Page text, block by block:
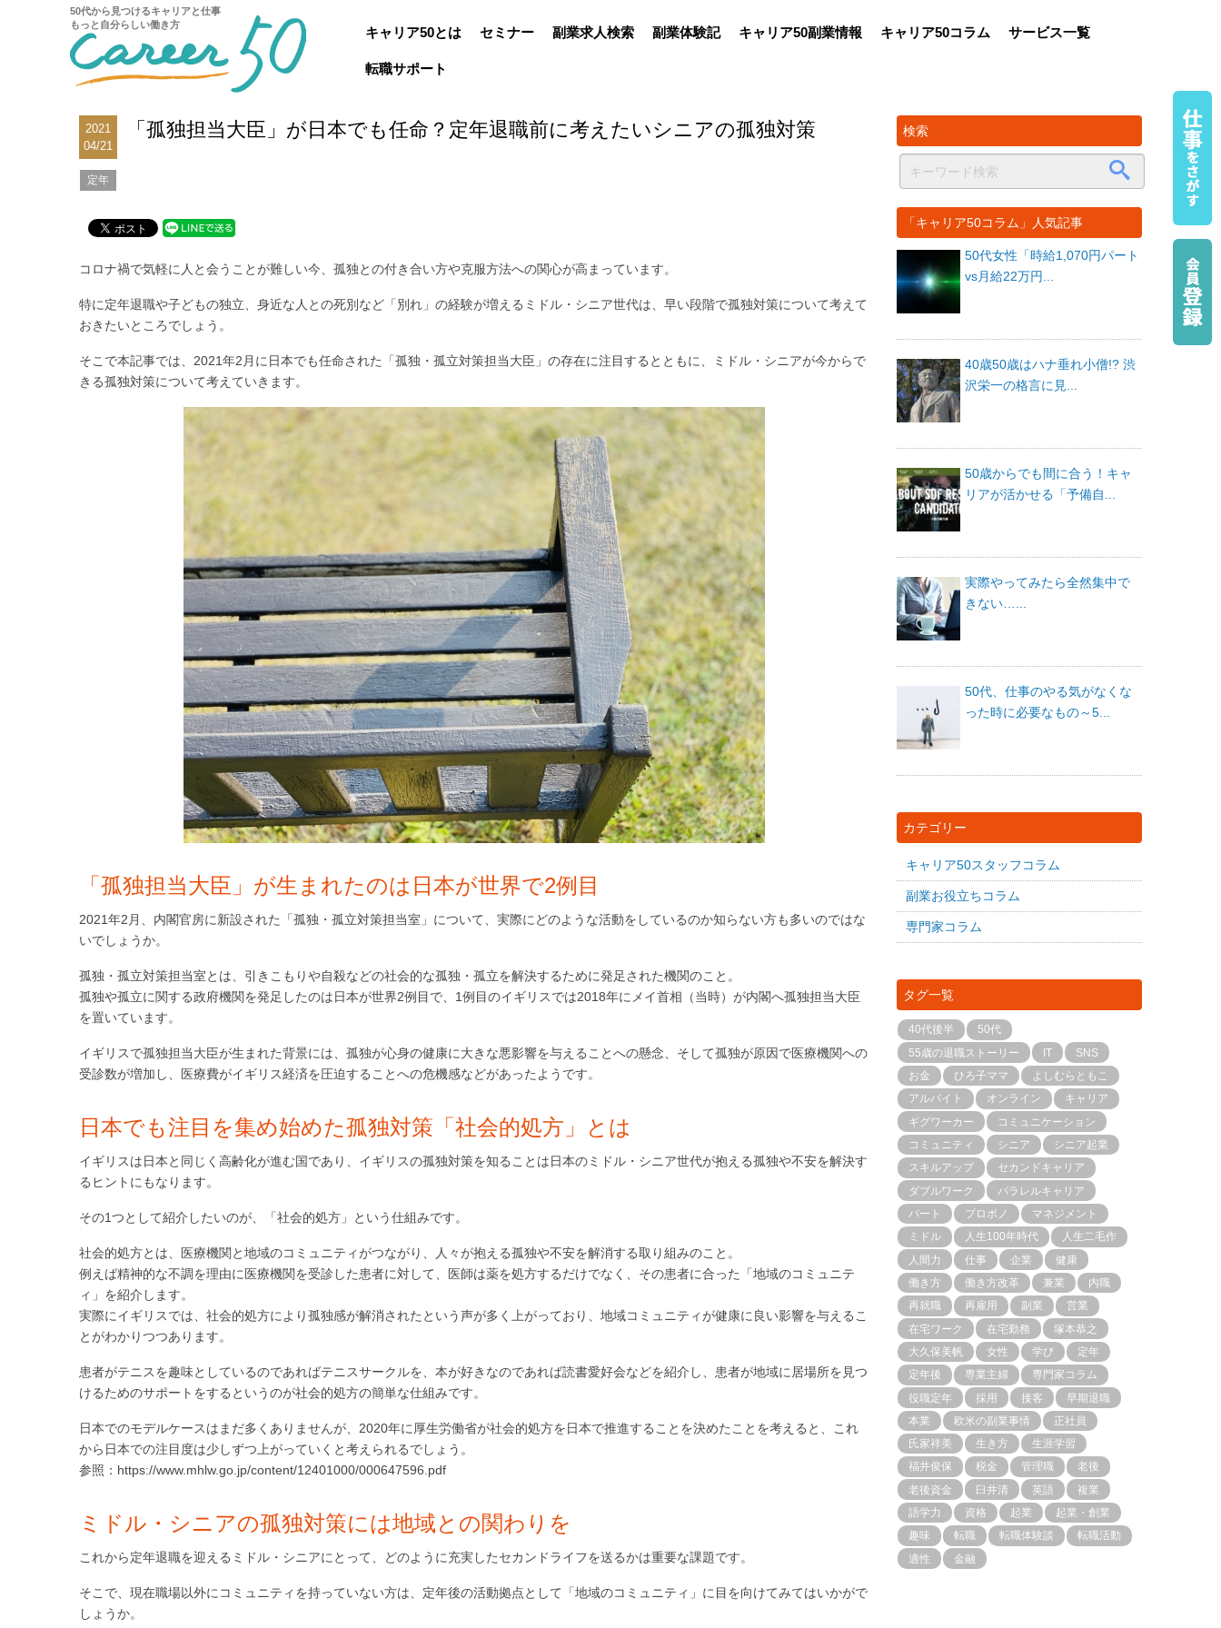
50代から見つけるキャリアと仕事
もっと自分らしい働き方
キャリア50とは セミナー 副業求人検索 副業体験記 キャリア50副業情報 キャリア50コラム サービス一覧
転職サポート
2021
04/21
「孤独担当大臣」が日本でも任命？定年退職前に考えたいシニアの孤独対策
定年
コロナ禍で気軽に人と会うことが難しい今、孤独との付き合い方や克服方法への関心が高まっています。
特に定年退職や子どもの独立、身近な人との死別など「別れ」の経験が増えるミドル・シニア世代は、早い段階で孤独対策について考えて
おきたいところでしょう。
そこで本記事では、2021年2月に日本でも任命された「孤独・孤立対策担当大臣」の存在に注目するとともに、ミドル・シニアが今からで
きる孤独対策について考えていきます。
「孤独担当大臣」が生まれたのは日本が世界で2例目
2021年2月、内閣官房に新設された「孤独・孤立対策担当室」について、実際にどのような活動をしているのか知らない方も多いのではな
いでしょうか。
孤独・孤立対策担当室とは、引きこもりや自殺などの社会的な孤独・孤立を解決するために発足された機関のこと。
孤独や孤立に関する政府機関を発足したのは日本が世界2例目で、1例目のイギリスでは2018年にメイ首相（当時）が内閣へ孤独担当大臣
を置いています。
イギリスで孤独担当大臣が生まれた背景には、孤独が心身の健康に大きな悪影響を与えることへの懸念、そして孤独が原因で医療機関への
受診数が増加し、医療費がイギリス経済を圧迫することへの危機感などがあったようです。
日本でも注目を集め始めた孤独対策「社会的処方」とは
イギリスは日本と同じく高齢化が進む国であり、イギリスの孤独対策を知ることは日本のミドル・シニア世代が抱える孤独や不安を解決す
るヒントにもなります。
その1つとして紹介したいのが、「社会的処方」という仕組みです。
社会的処方とは、医療機関と地域のコミュニティがつながり、人々が抱える孤独や不安を解消する取り組みのこと。
例えば精神的な不調を理由に医療機関を受診した患者に対して、医師は薬を処方するだけでなく、その患者に合った「地域のコミュニテ
ィ」を紹介します。
実際にイギリスでは、社会的処方により孤独感が解消されたという声が多く上がっており、地域コミュニティが健康に良い影響を与えるこ
とがわかりつつあります。
患者がテニスを趣味としているのであればテニスサークルを、本が好きなのであれば読書愛好会などを紹介し、患者が地域に居場所を見つ
けるためのサポートをするというのが社会的処方の簡単な仕組みです。
日本でのモデルケースはまだ多くありませんが、2020年に厚生労働省が社会的処方を日本で推進することを決めたことを考えると、これ
から日本での注目度は少しずつ上がっていくと考えられるでしょう。
参照：https://www.mhlw.go.jp/content/12401000/000647596.pdf
ミドル・シニアの孤独対策には地域との関わりを
これから定年退職を迎えるミドル・シニアにとって、どのように充実したセカンドライフを送るかは重要な課題です。
そこで、現在職場以外にコミュニティを持っていない方は、定年後の活動拠点として「地域のコミュニティ」に目を向けてみてはいかがで
しょうか。
検索
「キャリア50コラム」人気記事
50代女性「時給1,070円パート
vs月給22万円...
40歳50歳はハナ垂れ小僧!? 渋
沢栄一の格言に見...
50歳からでも間に合う！キャ
リアが活かせる「予備自...
実際やってみたら全然集中で
きない…...
50代、仕事のやる気がなくな
った時に必要なもの～5...
カテゴリー
キャリア50スタッフコラム
副業お役立ちコラム
専門家コラム
タグ一覧
40代後半
50代
55歳の退職ストーリー
IT
SNS
お金
ひろ子ママ
よしむらともこ
アルバイト
オンライン
キャリア
ギグワーカー
コミュニケーション
コミュニティ
シニア
シニア起業
スキルアップ
セカンドキャリア
ダブルワーク
パラレルキャリア
パート
プロボノ
マネジメント
ミドル
人生100年時代
人生二毛作
人間力
仕事 企業
健康
働き方
働き方改革 兼業
内職
再就職
再雇用 副業
営業
在宅ワーク
在宅勤務
塚本恭之
大久保美帆
女性 学び
定年
定年後
専業主婦
専門家コラム
役職定年
採用 接客
早期退職
本業
欧米の副業事情
正社員
氏家祥美
生き方
生涯学習
福井俊保
税金 管理職
老後
老後資金
臼井清 英語
複業
語学力
資格 起業
起業・創業
趣味
転職 転職体験談
転職活動
適性
金融